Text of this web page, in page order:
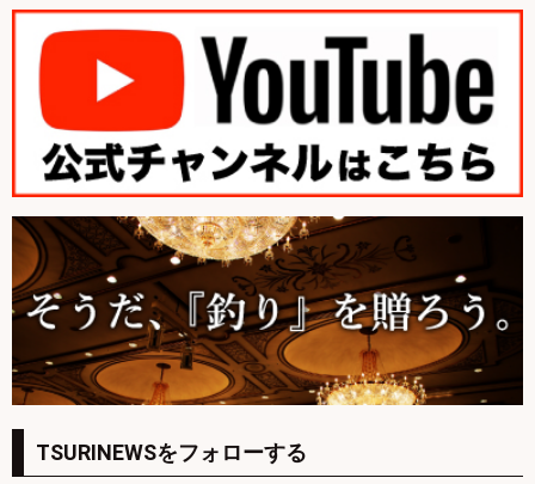
TSURINEWSをフォローする